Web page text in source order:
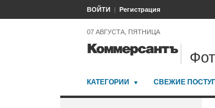
ВОЙТИ Регистрация
07 АВГУСТА, ПЯТНИЦА
КАТЕГОРИИ СВЕЖИЕ